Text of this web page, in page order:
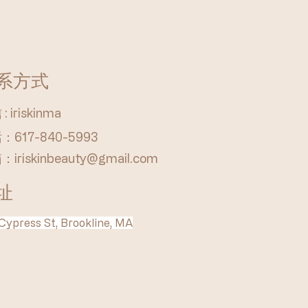
方式
: iriskinma
：617-840-5993
iriskinbeauty@gmail.com
St, Brookline, MA